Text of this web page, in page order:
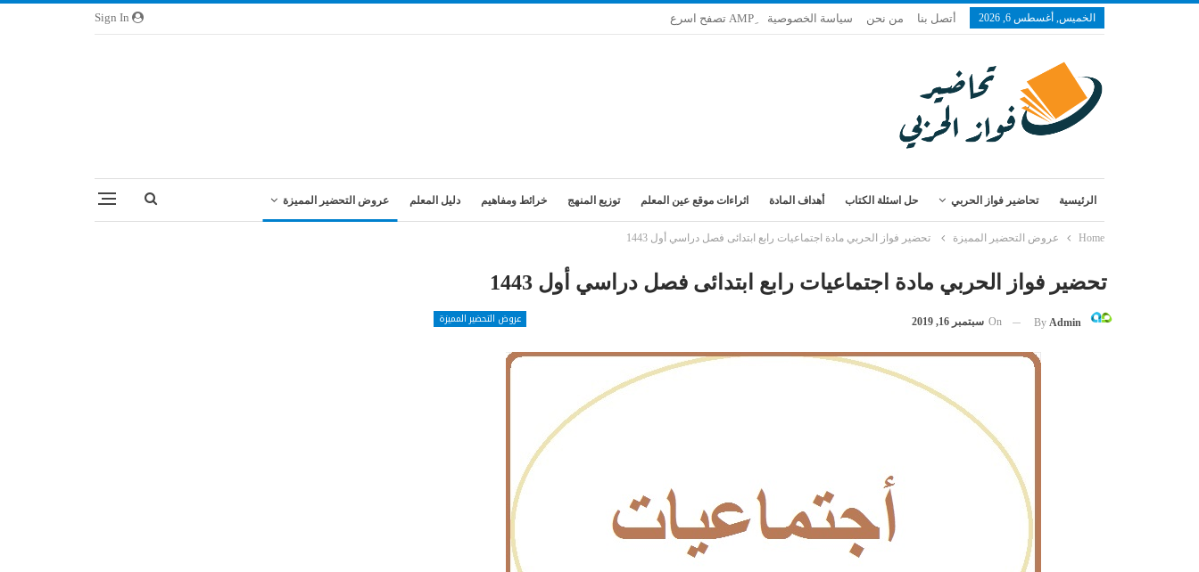
الخميس, أغسطس 6, 2026 أتصل بنا من نحن سياسة الخصوصية
الرئيسية تحاضير فواز الحربي حل اسئلة الكتاب أهداف المادة اثراءات موقع عين المعلم توزيع المنهج خرائط ومفاهيم دليل المعلم عروض التحضير المميزة
Home عروض التحضير المميزة تحضير فواز الحربي مادة اجتماعيات رابع ابتدائى فصل دراسي أول 1443
تحضير فواز الحربي مادة اجتماعيات رابع ابتدائى فصل دراسي أول 1443
عروض التحضير المميزة By Admin
On سبتمبر 16, 2019